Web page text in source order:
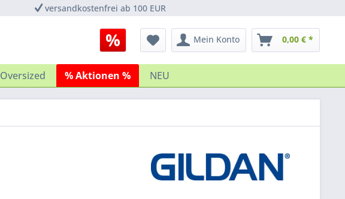
versandkostenfrei ab 100 EUR
Mein Konto 0,00 € *
Oversized % Aktionen % NEU